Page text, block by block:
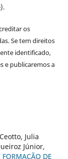
).
os
Se tem direitos
identificado,
e publicaremos a
Julia
Júnior,
DE